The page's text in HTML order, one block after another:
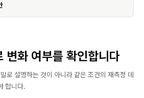
변화 여부를 확인합니다
로 설명하는 것이 아니라 같은 조건의 재측정 데
합니다.